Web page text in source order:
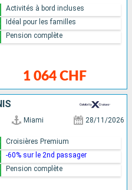
1 064 CHF
Activités à bord incluses
Idéal pour les familles
Pension complète
Miami 28/11/2026
Croisières Premium
-60% sur le 2nd passager
Pension complète